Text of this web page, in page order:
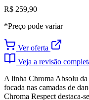
R$ 259,90
*Preço pode variar
Ver oferta
Veja a revisão
A linha Chroma Absolu da
focada nas camadas de
Chroma Respect destaca-